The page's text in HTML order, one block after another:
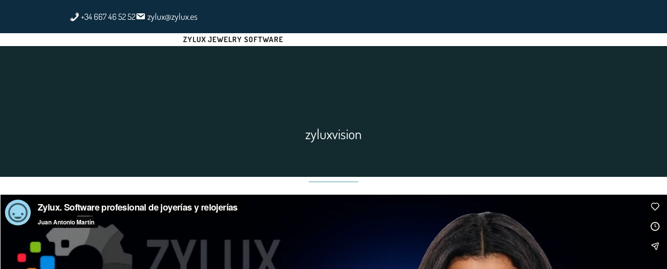
contenido
+34 667 46 52 52 zylux@zylux.es
ZYLUX JEWELRY SOFTWARE
zyluxvision